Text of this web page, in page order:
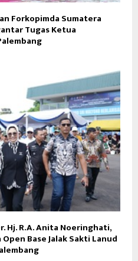
Forkopimda Sumatera
Tugas Ketua
Hj. R.A. Anita Noeringhati,
Base Jalak Sakti Lanud